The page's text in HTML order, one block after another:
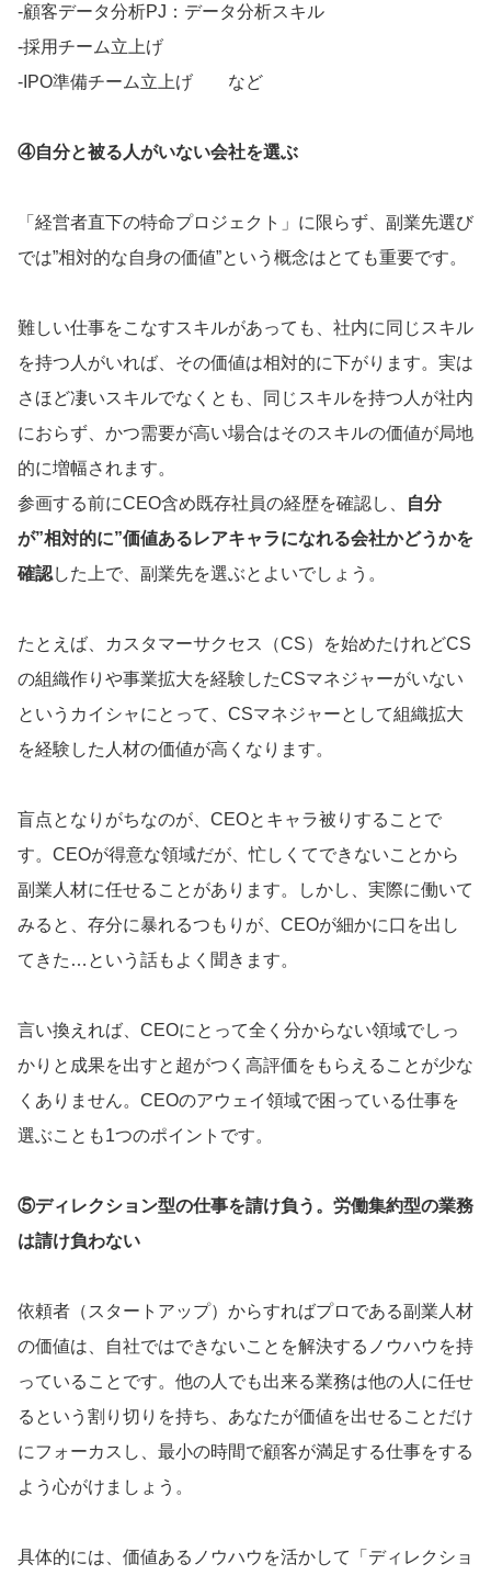
‐顧客データ分析PJ：データ分析スキル
‐採用チーム立上げ
‐IPO準備チーム立上げ など
④自分と被る人がいない会社を選ぶ
「経営者直下の特命プロジェクト」に限らず、副業先選び
では”相対的な自身の価値”という概念はとても重要です。
難しい仕事をこなすスキルがあっても、社内に同じスキル
を持つ人がいれば、その価値は相対的に下がります。実は
さほど凄いスキルでなくとも、同じスキルを持つ人が社内
におらず、かつ需要が高い場合はそのスキルの価値が局地
的に増幅されます。
参画する前にCEO含め既存社員の経歴を確認し、
自分
が”相対的に”価値あるレアキャラになれる会社かどうかを
確認した上で、副業先を選ぶとよいでしょう。
たとえば、カスタマーサクセス（CS）を始めたけれどCS
の組織作りや事業拡大を経験したCSマネジャーがいない
というカイシャにとって、CSマネジャーとして組織拡大
を経験した人材の価値が高くなります。
盲点となりがちなのが、CEOとキャラ被りすることで
す。CEOが得意な領域だが、忙しくてできないことから
副業人材に任せることがあります。しかし、実際に働いて
みると、存分に暴れるつもりが、CEOが細かに口を出し
てきた…という話もよく聞きます。
言い換えれば、CEOにとって全く分からない領域でしっ
かりと成果を出すと超がつく高評価をもらえることが少な
くありません。CEOのアウェイ領域で困っている仕事を
選ぶことも1つのポイントです。
⑤ディレクション型の仕事を請け負う。労働集約型の業務
は請け負わない
依頼者（スタートアップ）からすればプロである副業人材
の価値は、自社ではできないことを解決するノウハウを持
っていることです。他の人でも出来る業務は他の人に任せ
るという割り切りを持ち、あなたが価値を出せることだけ
にフォーカスし、最小の時間で顧客が満足する仕事をする
よう心がけましょう。
具体的には、価値あるノウハウを活かして「ディレクショ